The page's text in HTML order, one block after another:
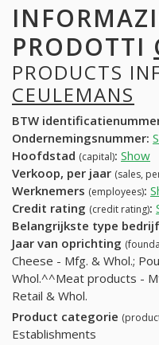
PRODOTTI
PRODUCTS
CEULEMANS
BTW
Ondernemingsnummer:
Hoofdstad (capital): Show
Verkoop, per jaar (sales,
Werknemers (employees):
Credit rating (credit rating):
Belangrijkste type bedrijf
Jaar van oprichting
Cheese - Mfg. & Whol.;
Whol.^^Meat products -
Retail & Whol.
Product categorie
Establishments